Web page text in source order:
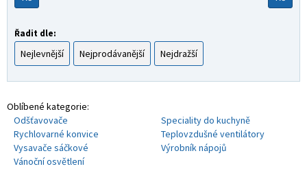
Řadit dle:
Nejlevnější Nejprodávanější Nejdražší
Oblíbené kategorie:
Odšťavovače
Speciality do kuchyně
Rychlovarné konvice
Teplovzdušné ventilátory
Vysavače sáčkové
Výrobník nápojů
Vánoční osvětlení